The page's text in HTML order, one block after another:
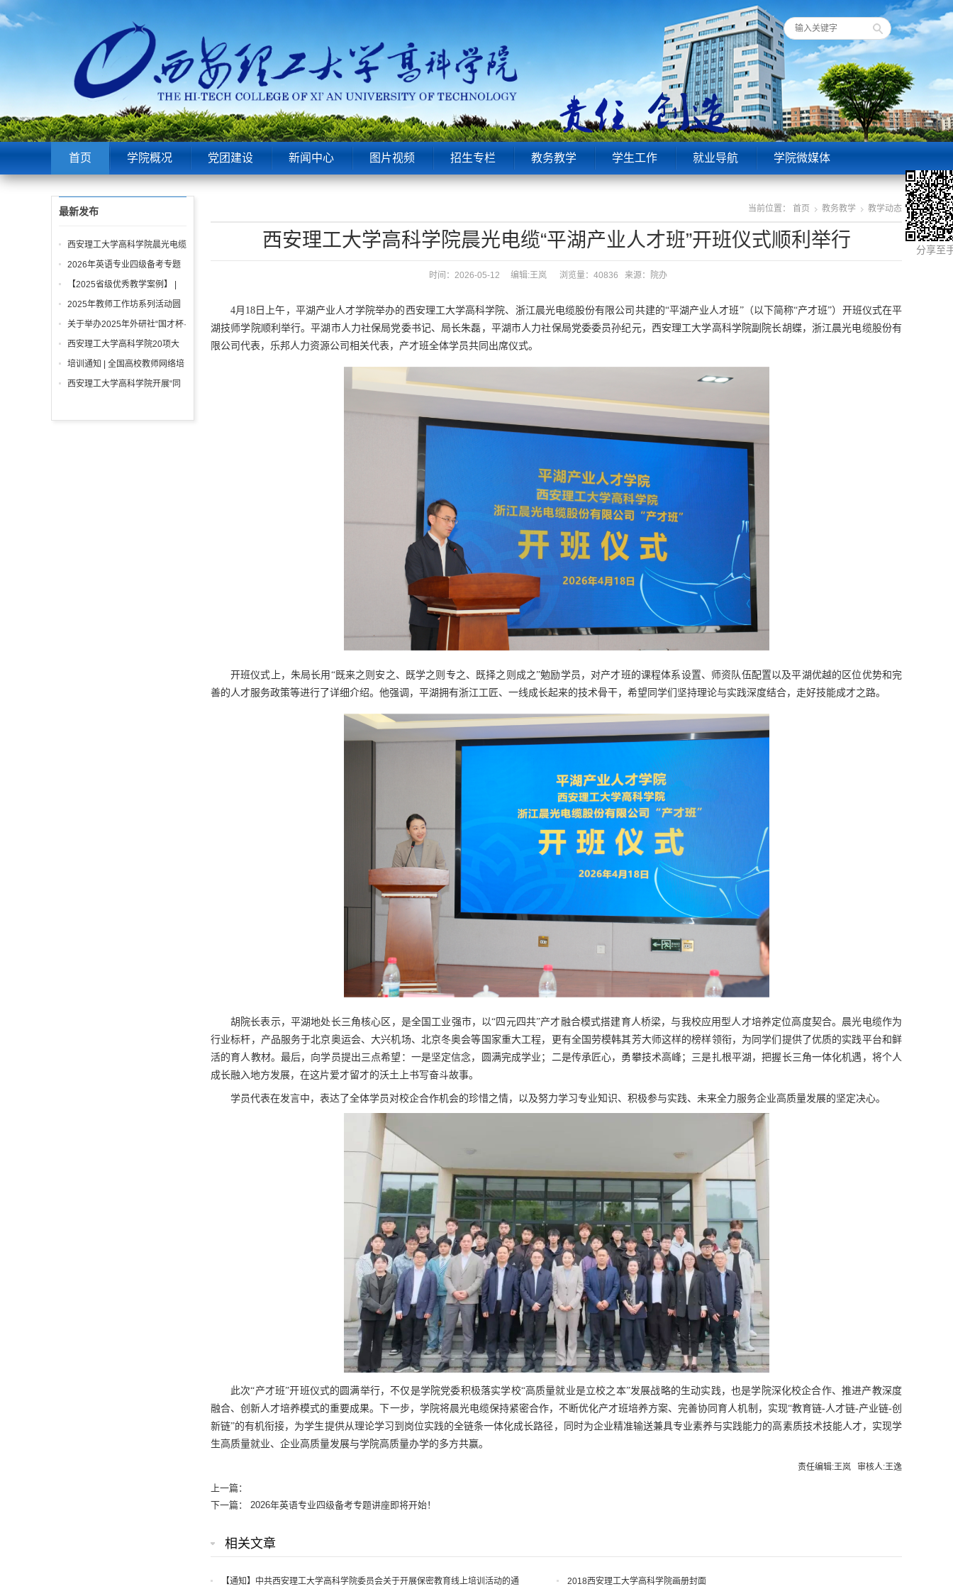
首页 学院概况 党团建设 新闻中心 图片视频 招生专栏 教务教学 学生工作 就业导航 学院微媒体
当前位置： 首页 教务教学 教学动态
分享至
西安理工大学高科学院晨光电缆“平湖产业人才班”开班仪式顺利举行
时间：2026-05-12 编辑:王岚 浏览量：40836 来源：院办
4月18日上午，平湖产业人才学院举办的西安理工大学高科学院、浙江晨光电缆股份有限公司共建的“平湖产业人才班”（以下简称“产才班”）开班仪式在平
湖技师学院顺利举行。平湖市人力社保局党委书记、局长朱磊，平湖市人力社保局党委委员孙纪元，西安理工大学高科学院副院长胡蝶，浙江晨光电缆股份有
限公司代表，乐邦人力资源公司相关代表，产才班全体学员共同出席仪式。
开班仪式上，朱局长用“既来之则安之、既学之则专之、既择之则成之”勉励学员，对产才班的课程体系设置、师资队伍配置以及平湖优越的区位优势和完
善的人才服务政策等进行了详细介绍。他强调，平湖拥有浙江工匠、一线成长起来的技术骨干，希望同学们坚持理论与实践深度结合，走好技能成才之路。
胡院长表示，平湖地处长三角核心区，是全国工业强市，以“四元四共”产才融合模式搭建育人桥梁，与我校应用型人才培养定位高度契合。晨光电缆作为
行业标杆，产品服务于北京奥运会、大兴机场、北京冬奥会等国家重大工程，更有全国劳模韩其芳大师这样的榜样领衔，为同学们提供了优质的实践平台和鲜
活的育人教材。最后，向学员提出三点希望：一是坚定信念，圆满完成学业；二是传承匠心，勇攀技术高峰；三是扎根平湖，把握长三角一体化机遇，将个人
成长融入地方发展，在这片爱才留才的沃土上书写奋斗故事。
学员代表在发言中，表达了全体学员对校企合作机会的珍惜之情，以及努力学习专业知识、积极参与实践、未来全力服务企业高质量发展的坚定决心。
此次“产才班”开班仪式的圆满举行，不仅是学院党委积极落实学校“高质量就业是立校之本”发展战略的生动实践，也是学院深化校企合作、推进产教深度
融合、创新人才培养模式的重要成果。下一步，学院将晨光电缆保持紧密合作，不断优化产才班培养方案、完善协同育人机制，实现“教育链-人才链-产业链-创
新链”的有机衔接，为学生提供从理论学习到岗位实践的全链条一体化成长路径，同时为企业精准输送兼具专业素养与实践能力的高素质技术技能人才，实现学
生高质量就业、企业高质量发展与学院高质量办学的多方共赢。
责任编辑:王岚 审核人:王逸
上一篇：
下一篇： 2026年英语专业四级备考专题讲座即将开始！
相关文章
【通知】中共西安理工大学高科学院委员会关于开展保密教育线上培训活动的通 2018西安理工大学高科学院画册封面
最新发布
西安理工大学高科学院晨光电缆
“平湖产业人才班”开班仪式顺利
举行
2026年英语专业四级备考专题
讲座即将开始！
【2025省级优秀教学案例】 |
马莉：项目式教学在《工程图学
基础B》课程中的应用
2025年教师工作坊系列活动圆
满收官
关于举办2025年外研社“国才杯·
理解当代中国”全国大学生外语
能力大赛校赛结果的通知
西安理工大学高科学院20项大
学生创新训练计划项目获批立项
培训通知 | 全国高校教师网络培
训 思想大讲堂学习通知
西安理工大学高科学院开展“同